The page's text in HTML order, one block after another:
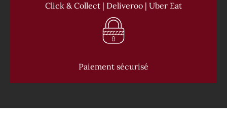
Click & Collect | Deliveroo | Uber Eat
Paiement sécurisé